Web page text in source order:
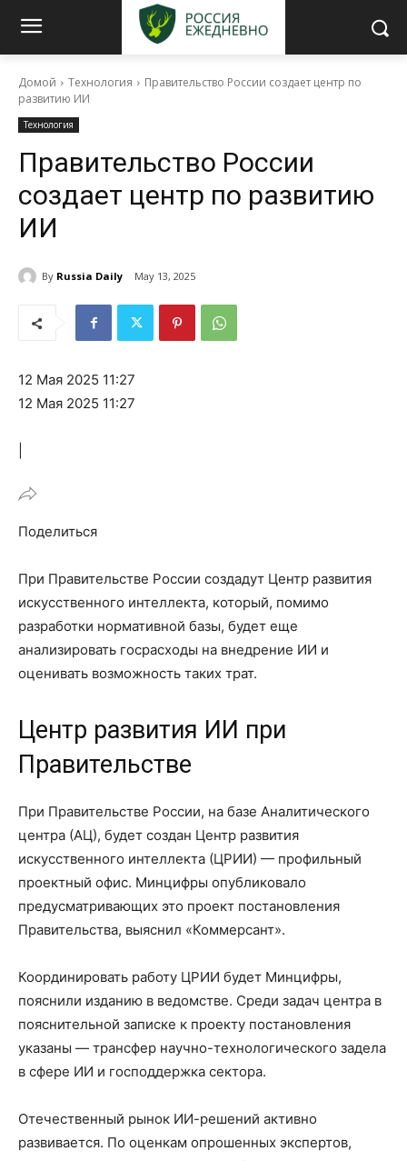
Домой Технология
Правительство России создает центр по
развитию ИИ
Технология
Правительство России
создает центр по развитию
ИИ
By Russia Daily May 13, 2025
12 Мая 2025 11:27
12 Мая 2025 11:27
Поделиться
При Правительстве России создадут Центр развития
искусственного интеллекта, который, помимо
разработки нормативной базы, будет еще
анализировать госрасходы на внедрение ИИ и
оценивать возможность таких трат.
Центр развития ИИ при
Правительстве
При Правительстве России, на базе Аналитического
центра (АЦ), будет создан Центр развития
искусственного интеллекта (ЦРИИ) — профильный
проектный офис. Минцифры опубликовало
предусматривающих это проект постановления
Правительства, выяснил «Коммерсант».
Координировать работу ЦРИИ будет Минцифры,
пояснили изданию в ведомстве. Среди задач центра в
пояснительной записке к проекту постановления
указаны — трансфер научно-технологического задела
в сфере ИИ и господдержка сектора.
Отечественный рынок ИИ-решений активно
развивается. По оценкам опрошенных экспертов,